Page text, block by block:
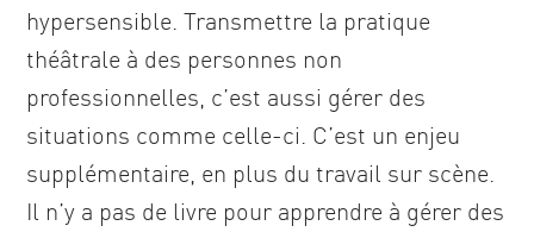
hypersensible. Transmettre la pratique
théâtrale à des personnes non
professionnelles, c’est aussi gérer des
situations comme celle-ci. C’est un enjeu
supplémentaire, en plus du travail sur scène.
Il n’y a pas de livre pour apprendre à gérer des